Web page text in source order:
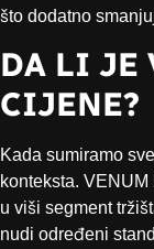
što dodatno
DA LI JE
CIJENE?
Kada sumiramo
konteksta.
u viši segment
nudi određeni